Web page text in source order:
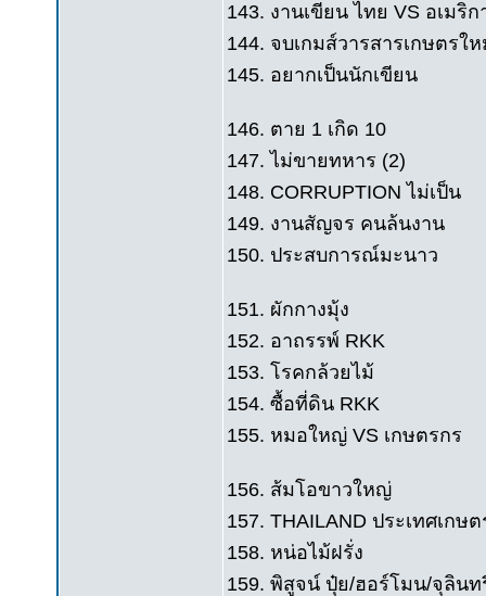
143. งานเขียน ไทย VS อเมริก
144. จบเกมส์วารสารเกษตรใ
145. อยากเป็นนักเขียน
146. ตาย 1 เกิด 10
147. ไม่ขายทหาร (2)
148. CORRUPTION ไม่เป็น
149. งานสัญจร คนล้นงาน
150. ประสบการณ์มะนาว
151. ผักกางมุ้ง
152. อาถรรพ์ RKK
153. โรคกล้วยไม้
154. ซื้อที่ดิน RKK
155. หมอใหญ่ VS เกษตรกร
156. ส้มโอขาวใหญ่
157. THAILAND ประเทศเกษต
158. หน่อไม้ฝรั่ง
159. พิสูจน์ ปุ๋ย/ฮอร์โมน/จุลินท